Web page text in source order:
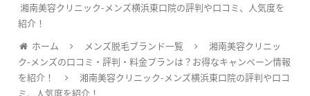
湘南美容クリニック-メンズ横浜東口院の評判や口コミ、人気度を
紹介！
ホーム
メンズ脱毛ブランド一覧
湘南美容クリニッ
ク-メンズの口コミ・評判・料金プランは？お得なキャンペーン情報
を紹介！
湘南美容クリニック-メンズ横浜東口院の評判や口コ
ミ、人気度を紹介！